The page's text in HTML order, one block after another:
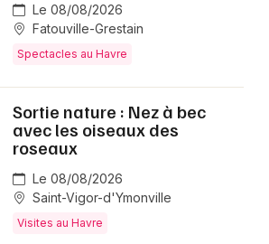
Le 08/08/2026
Fatouville-Grestain
Spectacles au Havre
Sortie nature : Nez à bec
avec les oiseaux des
roseaux
Le 08/08/2026
Saint-Vigor-d'Ymonville
Visites au Havre